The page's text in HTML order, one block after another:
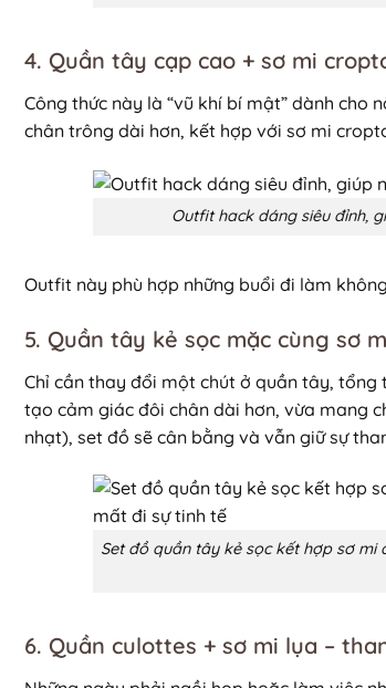
4. Quần tây cạp cao + sơ mi
Công thức này là “vũ khí bí mật” dành cho
chân trông dài hơn, kết hợp với sơ mi
Outfit hack dáng siêu đỉnh,
Outfit này phù hợp những buổi đi làm
5. Quần tây kẻ sọc mặc cùng sơ
Chỉ cần thay đổi một chút ở quần tây, tổng
tạo cảm giác đôi chân dài hơn, vừa mang
nhạt), set đồ sẽ cân bằng và vẫn giữ sự
Set đồ quần tây kẻ sọc kết hợp sơ mi
6. Quần culottes + sơ mi lụa –